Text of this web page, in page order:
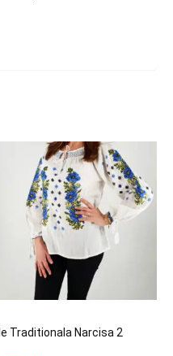
Ie Traditionala Narcisa 2